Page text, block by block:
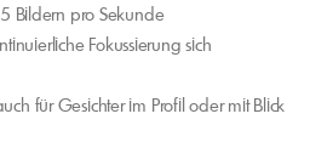
Bildern pro Sekunde
Fokussierung sich
für Gesichter im Profil oder mit Blick